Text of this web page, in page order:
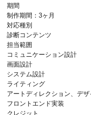
期間
制作期間：3ヶ月
対応種別
診断コンテンツ
担当範囲
コミュニケーション設計
画面設計
システム設計
ライティング
アートディレクション、デザ
フロントエンド実装
クレジット